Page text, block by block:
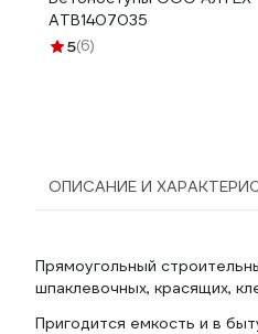
АТВ1407035
5(6)
ОПИСАНИЕ И
Прямоугольный
шпаклевочных, красящих,
Пригодится емкость и в